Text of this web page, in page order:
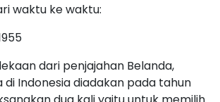
waktu ke waktu:
dari penjajahan Belanda,
Indonesia diadakan pada tahun